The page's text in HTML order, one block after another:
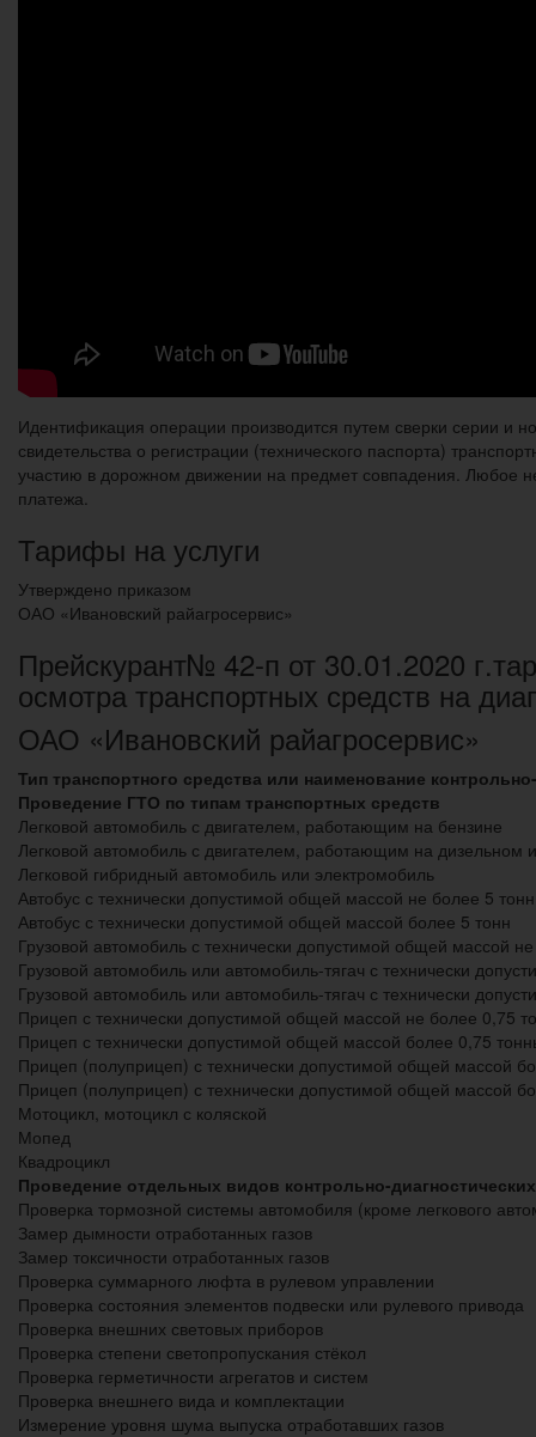
Идентификация операции производится путем сверки серии и
свидетельства о регистрации (технического паспорта)
участию в дорожном движении на предмет совпадения. Любое
платежа.
Тарифы на услуги
Утверждено приказом
ОАО «Ивановский райагросервис»
Прейскурант№ 42-п от 30.01.2020
осмотра транспортных средств на
ОАО «Ивановский райагросервис»
Тип транспортного средства или наименование
Проведение ГТО по типам транспортных средств
Легковой автомобиль с двигателем, работающим на бензине
Легковой автомобиль с двигателем, работающим на дизельном
Легковой гибридный автомобиль или электромобиль
Автобус с технически допустимой общей массой не более 5 тонн
Автобус с технически допустимой общей массой более 5 тонн
Грузовой автомобиль с технически допустимой общей массой
Грузовой автомобиль или автомобиль-тягач с технически
Грузовой автомобиль или автомобиль-тягач с технически
Прицеп с технически допустимой общей массой не более 0,75
Прицеп с технически допустимой общей массой более 0,75
Прицеп (полуприцеп) с технически допустимой общей массой
Прицеп (полуприцеп) с технически допустимой общей массой
Мотоцикл, мотоцикл с коляской
Мопед
Квадроцикл
Проведение отдельных видов контрольно-
Проверка тормозной системы автомобиля (кроме легкового
Замер дымности отработанных газов
Замер токсичности отработанных газов
Проверка суммарного люфта в рулевом управлении
Проверка состояния элементов подвески или рулевого привода
Проверка внешних световых приборов
Проверка степени светопропускания стёкол
Проверка герметичности агрегатов и систем
Проверка внешнего вида и комплектации
Измерение уровня шума выпуска отработавших газов